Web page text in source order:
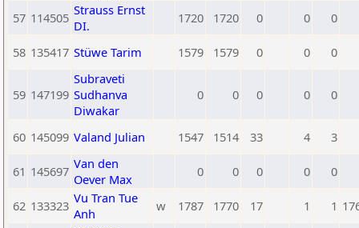
57 114505 Strauss Ernst
DI.
1720 1720 0 0 0
58 135417 Stüwe Tarim 1579 1579 0 0 0
59 147199
Subraveti
Sudhanva
Diwakar
0 0 0 0 0
60 145099 Valand Julian 1547 1514 33 4 3
61 145697 Van den
Oever Max
0 0 0 0 0
62 133323 Vu Tran Tue
Anh
w 1787 1770 17 1 1